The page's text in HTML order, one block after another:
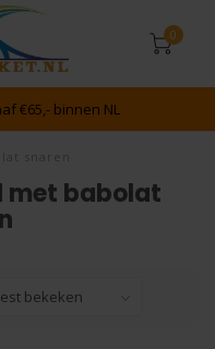
0
€65,- binnen NL
met babolat